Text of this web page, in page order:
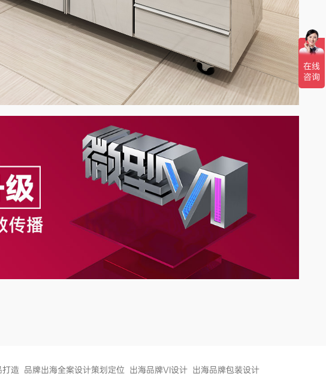
打造 品牌出海全案设计策划定位 出海品牌VI设计 出海品牌包装设计